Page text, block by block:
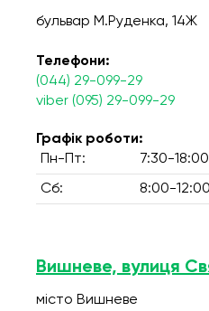
бульвар М.Руденка, 14Ж
Телефони:
(044) 29-099-29
viber (095) 29-099-29
Графік роботи:
Пн-Пт:
7:30-18:00
Сб: 8:00-12:00
Вишневе, вулиця
місто Вишневе